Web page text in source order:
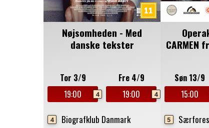
Nøjsomheden - Med
danske tekster
Tor 3/9
19:00
4
Fre 4/9
19:00
4
4 Biografklub Danmark
CARMEN
Søn 13/9
15:00
5